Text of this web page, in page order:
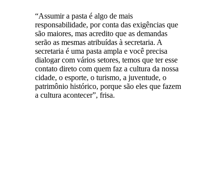
“Assumir a pasta é algo de mais
responsabilidade, por conta das exigências que
são maiores, mas acredito que as demandas
serão as mesmas atribuídas à secretaria. A
secretaria é uma pasta ampla e você precisa
dialogar com vários setores, temos que ter esse
contato direto com quem faz a cultura da nossa
cidade, o esporte, o turismo, a juventude, o
patrimônio histórico, porque são eles que fazem
a cultura acontecer”, frisa.